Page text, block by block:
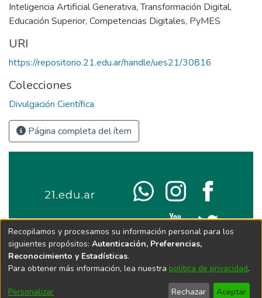
Inteligencia Artificial Generativa,Transformación Digital,
Educación Superior, Competencias Digitales, PyMES
URI
https://repositorio.21.edu.ar/handle/ues21/30816
Colecciones
Divulgación Científica
Página completa del ítem
Recopilamos y procesamos su información personal para los
siguientes propósitos: Autenticación, Preferencias,
Reconocimiento y Estadísticas.
Para obtener más información, lea nuestra política de privacidad.
Personalizar Rechazar Aceptar